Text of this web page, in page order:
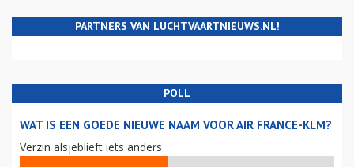
PARTNERS VAN LUCHTVAARTNIEUWS.NL!
POLL
WAT IS EEN GOEDE NIEUWE NAAM VOOR AIR FRANCE-KLM?
Verzin alsjeblieft iets anders